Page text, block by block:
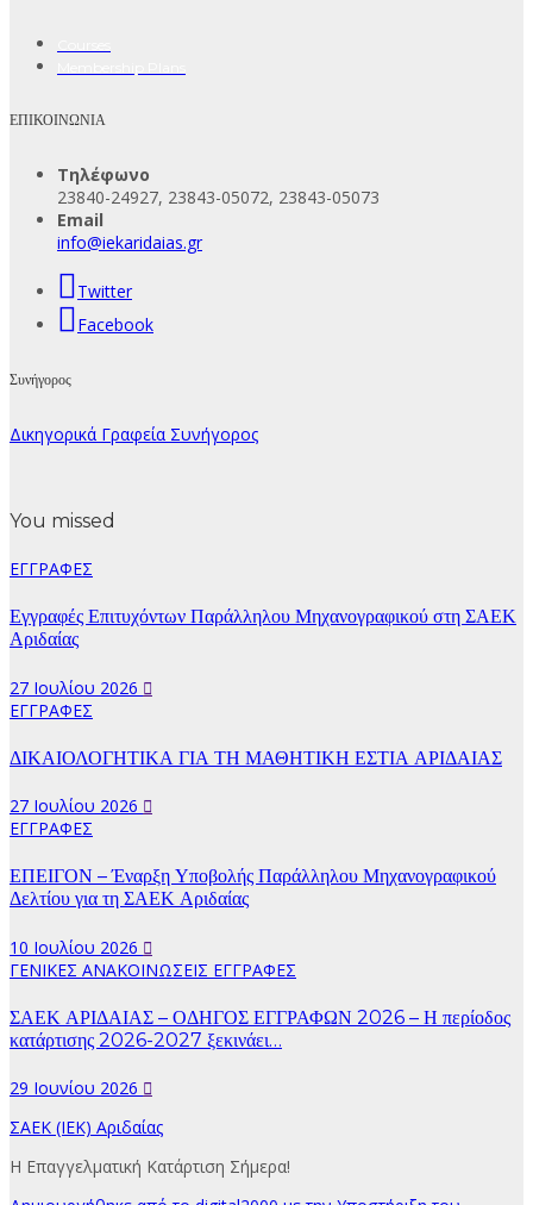
ΕΠΙΚΟΙΝΩΝΙΑ
Τηλέφωνο
23840-24927, 23843-05072, 23843-05073
Email
info@iekaridaias.gr
Twitter
Facebook
Συνήγορος
Δικηγορικά Γραφεία Συνήγορος
You missed
ΕΓΓΡΑΦΕΣ
Εγγραφές Επιτυχόντων Παράλληλου Μηχανογραφικού στη ΣΑΕΚ
Αριδαίας
27 Ιουλίου 2026
ΕΓΓΡΑΦΕΣ
ΔΙΚΑΙΟΛΟΓΗΤΙΚΑ ΓΙΑ ΤΗ ΜΑΘΗΤΙΚΗ ΕΣΤΙΑ ΑΡΙΔΑΙΑΣ
27 Ιουλίου 2026
ΕΓΓΡΑΦΕΣ
ΕΠΕΙΓΟΝ – Έναρξη Υποβολής Παράλληλου Μηχανογραφικού
Δελτίου για τη ΣΑΕΚ Αριδαίας
10 Ιουλίου 2026
ΓΕΝΙΚΕΣ ΑΝΑΚΟΙΝΩΣΕΙΣ ΕΓΓΡΑΦΕΣ
ΣΑΕΚ ΑΡΙΔΑΙΑΣ – ΟΔΗΓΟΣ ΕΓΓΡΑΦΩΝ 2026 – Η περίοδος
κατάρτισης 2026-2027 ξεκινάει…
29 Ιουνίου 2026
ΣΑΕΚ (ΙΕΚ) Αριδαίας
Η Επαγγελματική Κατάρτιση Σήμερα!